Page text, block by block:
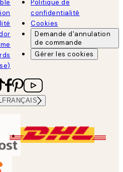
Politique de
confidentialité
Cookies
Demande d'annulation
de commande
Gérer les cookies
FRANÇAIS